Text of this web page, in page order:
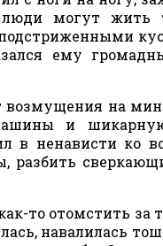
могут
ему
на
и
в ненависти ко
разбить
то отомстить за
навалилась